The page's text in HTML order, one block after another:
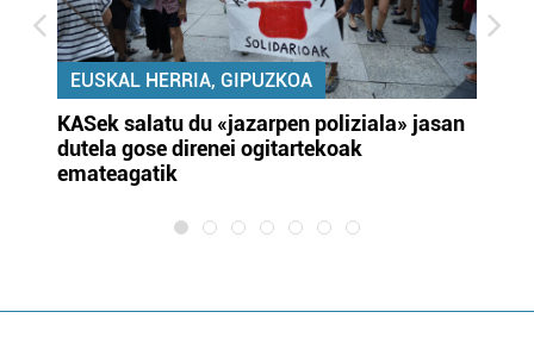
EUSKAL HERRIA, GIPUZKOA
KASek salatu du «jazarpen poliziala» jasan
dutela gose direnei ogitartekoak
emateagatik